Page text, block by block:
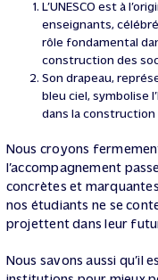
L’UNESCO est à
enseignants,
rôle fondamental
construction des
Son drapeau,
bleu ciel, symbolise
dans la construction
Nous croyons
l’accompagnement
concrètes et
nos étudiants ne se
projettent dans leur
Nous savons aussi qu’il